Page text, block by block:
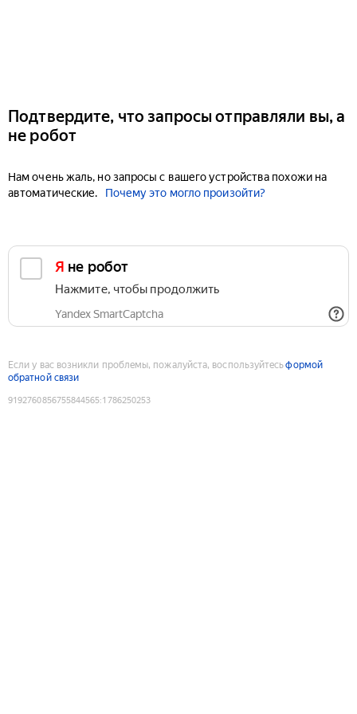
Подтвердите, что запросы отправляли вы, а
не робот
Нам очень жаль, но запросы с вашего устройства похожи на
автоматические.
Почему это могло произойти?
Я не робот
Нажмите, чтобы продолжить
Yandex SmartCaptcha
Если у вас возникли проблемы, пожалуйста, воспользуйтесьформой
обратной связи
9192760856755844565:1786250253